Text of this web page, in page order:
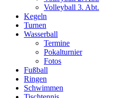
Volleyball 3. Abt.
Kegeln
Turnen
Wasserball
Termine
Pokalturnier
Fotos
Fußball
Ringen
Schwimmen